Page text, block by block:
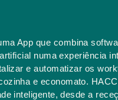
App que combina
numa experiência
e automatizar os
e economato.
inteligente, desde a